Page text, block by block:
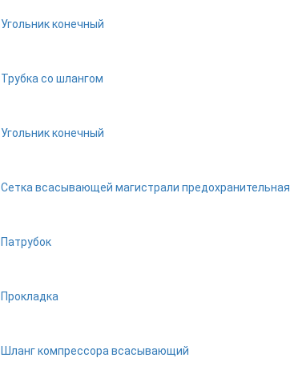
Угольник конечный
Трубка со шлангом
Угольник конечный
Сетка всасывающей магистрали предохранительная
Патрубок
Прокладка
Шланг компрессора всасывающий